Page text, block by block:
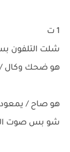
1 ت
شلت التلفون
هو ضحك وكال /
هو صاح /
شو بس صوت